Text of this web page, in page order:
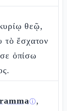
θεῷ,
τὸ ἔσχατον
ὀπίσω
ⓘ,